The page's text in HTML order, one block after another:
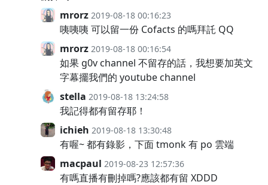
mrorz 2019-08-18 00:16:23
咦咦咦 可以留一份 Cofacts 的嗎拜託 QQ
mrorz 2019-08-18 00:16:54
如果 g0v channel 不留存的話，我想要加英文
字幕擺我們的 youtube channel
stella 2019-08-18 13:24:58
我記得都有留存耶！
ichieh 2019-08-18 13:30:48
有喔~ 都有錄影，下面 tmonk 有 po 雲端
macpaul 2019-08-23 12:57:36
有嗎直播有刪掉嗎?應該都有留 XDDD